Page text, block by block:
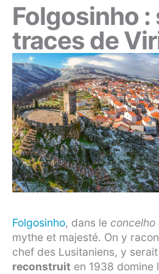
Folgosinho :
traces de
Folgosinho, dans le concelho
mythe et majesté. On y
chef des Lusitaniens, y
reconstruit en 1938 domine